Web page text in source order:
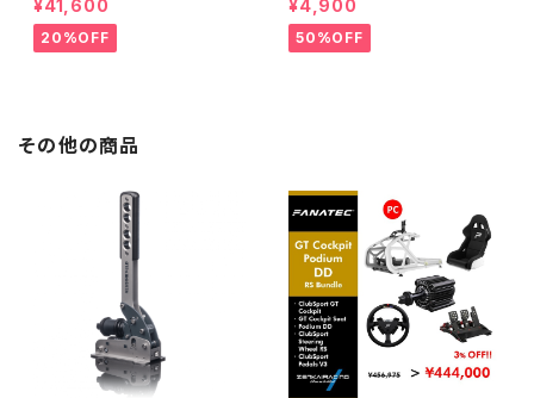
トドライブモーターベース)
¥41,600
20%OFF
¥4,900
50%OFF
その他の商品